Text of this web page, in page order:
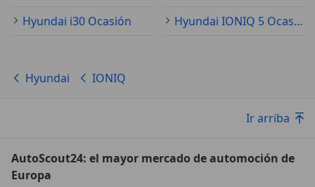
Hyundai i30 Ocasión
Hyundai IONIQ 5 Ocasión
Hyundai IONIQ
Ir arriba
AutoScout24: el mayor mercado de automoción de
Europa